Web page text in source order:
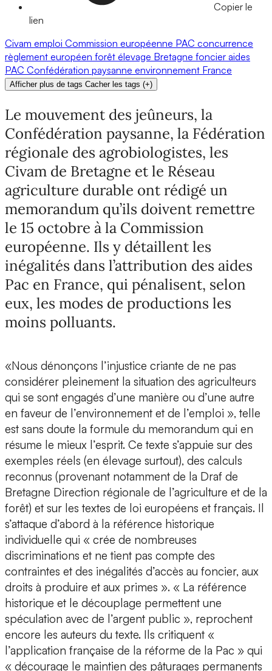
Copier le
lien
Civam emploi Commission européenne PAC concurrence
règlement européen forêt élevage Bretagne foncier aides
PAC Confédération paysanne environnement France
Afficher plus de tags Cacher les tags (+)
Le mouvement des jeûneurs, la
Confédération paysanne, la Fédération
régionale des agrobiologistes, les
Civam de Bretagne et le Réseau
agriculture durable ont rédigé un
memorandum qu’ils doivent remettre
le 15 octobre à la Commission
européenne. Ils y détaillent les
inégalités dans l’attribution des aides
Pac en France, qui pénalisent, selon
eux, les modes de productions les
moins polluants.
«Nous dénonçons l’injustice criante de ne pas
considérer pleinement la situation des agriculteurs
qui se sont engagés d’une manière ou d’une autre
en faveur de l’environnement et de l’emploi », telle
est sans doute la formule du memorandum qui en
résume le mieux l’esprit. Ce texte s’appuie sur des
exemples réels (en élevage surtout), des calculs
reconnus (provenant notamment de la Draf de
Bretagne Direction régionale de l’agriculture et de la
forêt) et sur les textes de loi européens et français. Il
s’attaque d’abord à la référence historique
individuelle qui « crée de nombreuses
discriminations et ne tient pas compte des
contraintes et des inégalités d’accès au foncier, aux
droits à produire et aux primes ». « La référence
historique et le découplage permettent une
spéculation avec de l’argent public », reprochent
encore les auteurs du texte. Ils critiquent «
l’application française de la réforme de la Pac » qui
« décourage le maintien des pâturages permanents